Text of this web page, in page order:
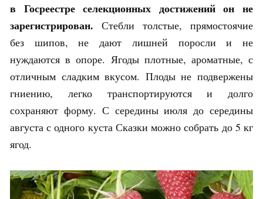
в Госреестре селекционных достижений он не
зарегистрирован. Стебли толстые, прямостоячие
без шипов, не дают лишней поросли и не
нуждаются в опоре. Ягоды плотные, ароматные, с
отличным сладким вкусом. Плоды не подвержены
гниению, легко транспортируются и долго
сохраняют форму. С середины июля до середины
августа с одного куста Сказки можно собрать до 5 кг
ягод.